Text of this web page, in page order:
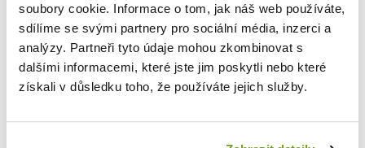
soubory cookie. Informace o tom, jak náš web používáte,
sdílíme se svými partnery pro sociální média, inzerci a
analýzy. Partneři tyto údaje mohou zkombinovat s
dalšími informacemi, které jste jim poskytli nebo které
získali v důsledku toho, že používáte jejich služby.
Priemysel
12
Poľnohospodárstvo
Šport
7
Rady a tipy pre váš prístrešok
17